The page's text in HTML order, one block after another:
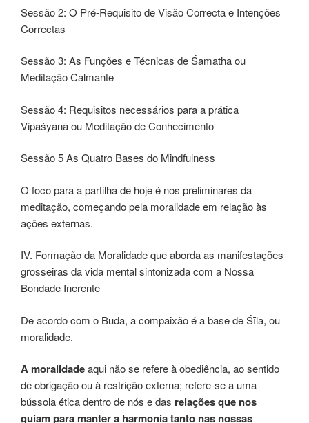
Sessão 2: O Pré-Requisito de Visão Correcta e Intenções
Correctas
Sessão 3: As Funções e Técnicas de Śamatha ou
Meditação Calmante
Sessão 4: Requisitos necessários para a prática
Vipaśyanā ou Meditação de Conhecimento
Sessão 5 As Quatro Bases do Mindfulness
O foco para a partilha de hoje é nos preliminares da
meditação, começando pela moralidade em relação às
ações externas.
IV. Formação da Moralidade que aborda as manifestações
grosseiras da vida mental sintonizada com a Nossa
Bondade Inerente
De acordo com o Buda, a compaixão é a base de Śīla, ou
moralidade.
A moralidadeaqui não se refere à obediência, ao sentido
de obrigação ou à restrição externa; refere-se a uma
bússola ética dentro de nós e das relações que nos
guiam para manter a harmonia tanto nas nossas